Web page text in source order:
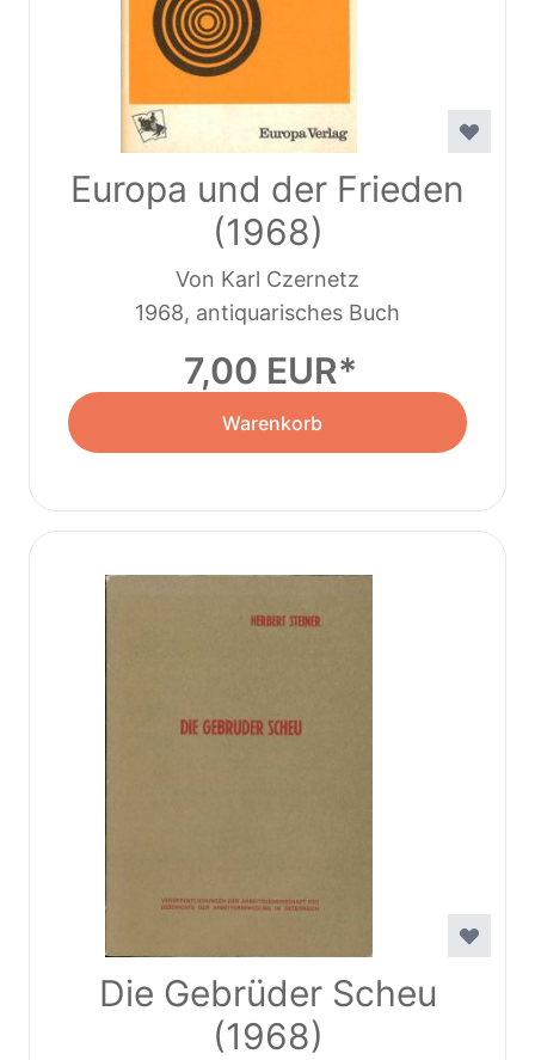
Europa und der Frieden
(1968)
Von Karl Czernetz
1968, antiquarisches Buch
7,00 EUR
Warenkorb
Die Gebrüder Scheu
(1968)